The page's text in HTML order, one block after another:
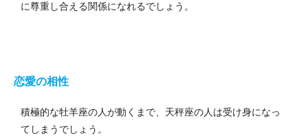
に尊重し合える関係になれるでしょう。
恋愛の相性
積極的な牡羊座の人が動くまで、天秤座の人は受け身になっ
てしまうでしょう。